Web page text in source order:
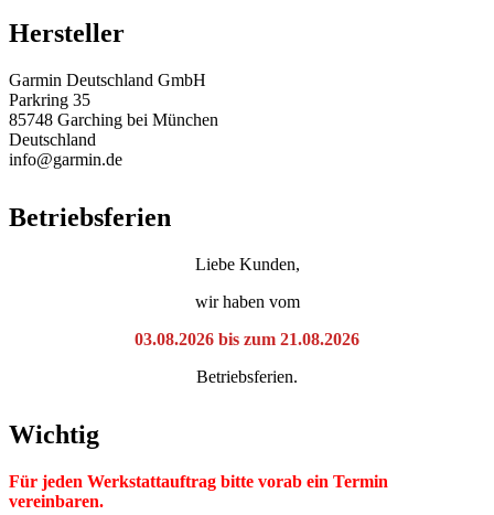
Hersteller
Garmin Deutschland GmbH
Parkring 35
85748 Garching bei München
Deutschland
info@garmin.de
Betriebsferien
Liebe Kunden,
wir haben vom
03.08.2026 bis zum 21.08.2026
Betriebsferien.
Wichtig
Für jeden Werkstattauftrag bitte vorab ein Termin
vereinbaren.